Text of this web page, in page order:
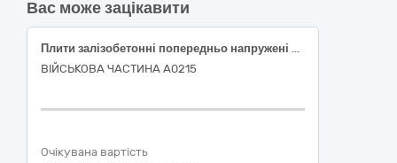
Вас може зацікавити
Плити залізобетонні попередньо напружені ПАГ-18V для аеродромного покриття
ВІЙСЬКОВА ЧАСТИНА А0215
Очікувана вартість